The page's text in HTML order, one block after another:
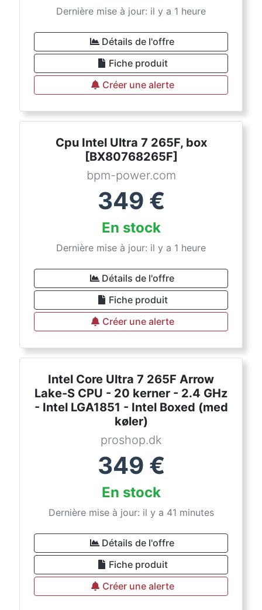
Dernière mise à jour: il y a 1 heure
Détails de l'offre
Fiche produit
Créer une alerte
Cpu Intel Ultra 7 265F, box
[BX80768265F]
bpm-power.com
349 €
En stock
Dernière mise à jour: il y a 1 heure
Détails de l'offre
Fiche produit
Créer une alerte
Intel Core Ultra 7 265F Arrow
Lake-S CPU - 20 kerner - 2.4 GHz
- Intel LGA1851 - Intel Boxed (med
køler)
proshop.dk
349 €
En stock
Dernière mise à jour: il y a 41 minutes
Détails de l'offre
Fiche produit
Créer une alerte